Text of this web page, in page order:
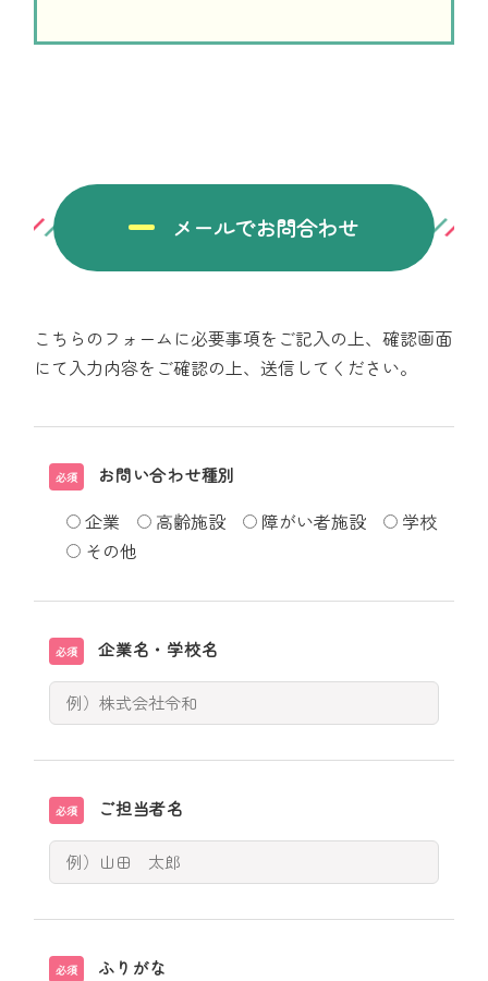
メールでお問合わせ
こちらのフォームに必要事項をご記入の上、確認画面
にて入力内容をご確認の上、送信してください。
必須 お問い合わせ種別
企業 高齢施設 障がい者施設
学校
その他
必須 企業名・学校名
必須 ご担当者名
必須 ふりがな